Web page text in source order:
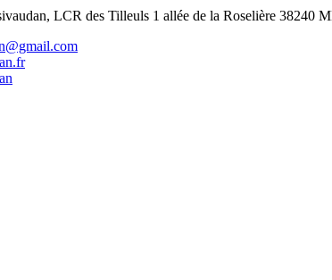
LCR des Tilleuls 1 allée de la Roselière 38240